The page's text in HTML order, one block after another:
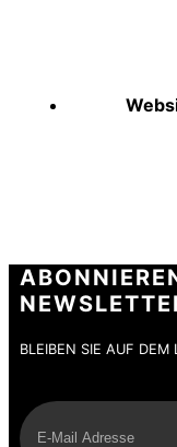
BLEIBEN SIE AUF DEM